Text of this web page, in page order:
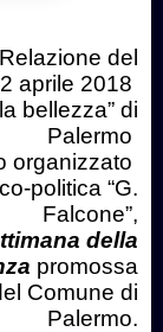
del
aprile 2018
bellezza” di
Palermo
organizzato
politica “G.
Falcone”,
della
promossa
Comune di
Palermo.